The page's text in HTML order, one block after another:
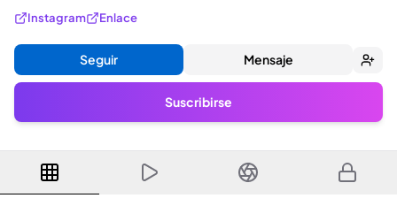
Instagram Enlace
Seguir Mensaje
Suscribirse